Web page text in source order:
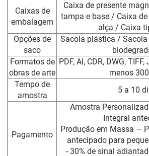
Caixas de
embalagem
Caixa de presente
tampa e base / Caixa
alça / Caixa
Opções de
saco
Sacola plástica /
Formatos de
obras de arte
PDF, AI, CDR, DWG,
menos
Tempo de
amostra
5 a 10
Pagamento
Amostra
Integral
Produção em Massa —
antecipado para
- 30% de sinal